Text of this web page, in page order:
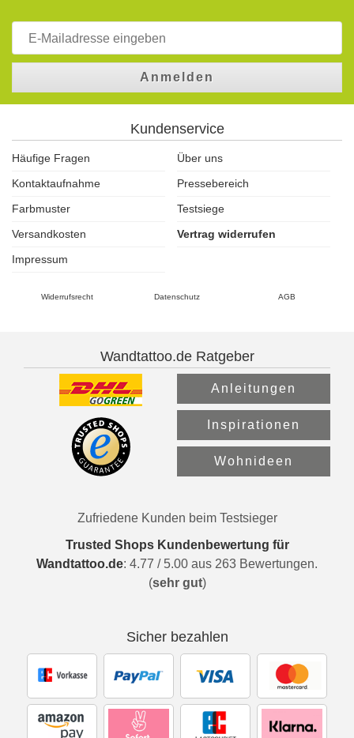
Anmelden
Kundenservice
Häufige Fragen
Über uns
Kontaktaufnahme
Pressebereich
Farbmuster
Testsiege
Versandkosten
Vertrag widerrufen
Impressum
Widerrufsrecht Datenschutz AGB
Wandtattoo.de Ratgeber
Anleitungen
Inspirationen
Wohnideen
Zufriedene Kunden beim Testsieger
Trusted Shops Kundenbewertung für
Wandtattoo.de: 4.77 / 5.00 aus 263 Bewertungen.
(sehr gut)
Sicher bezahlen